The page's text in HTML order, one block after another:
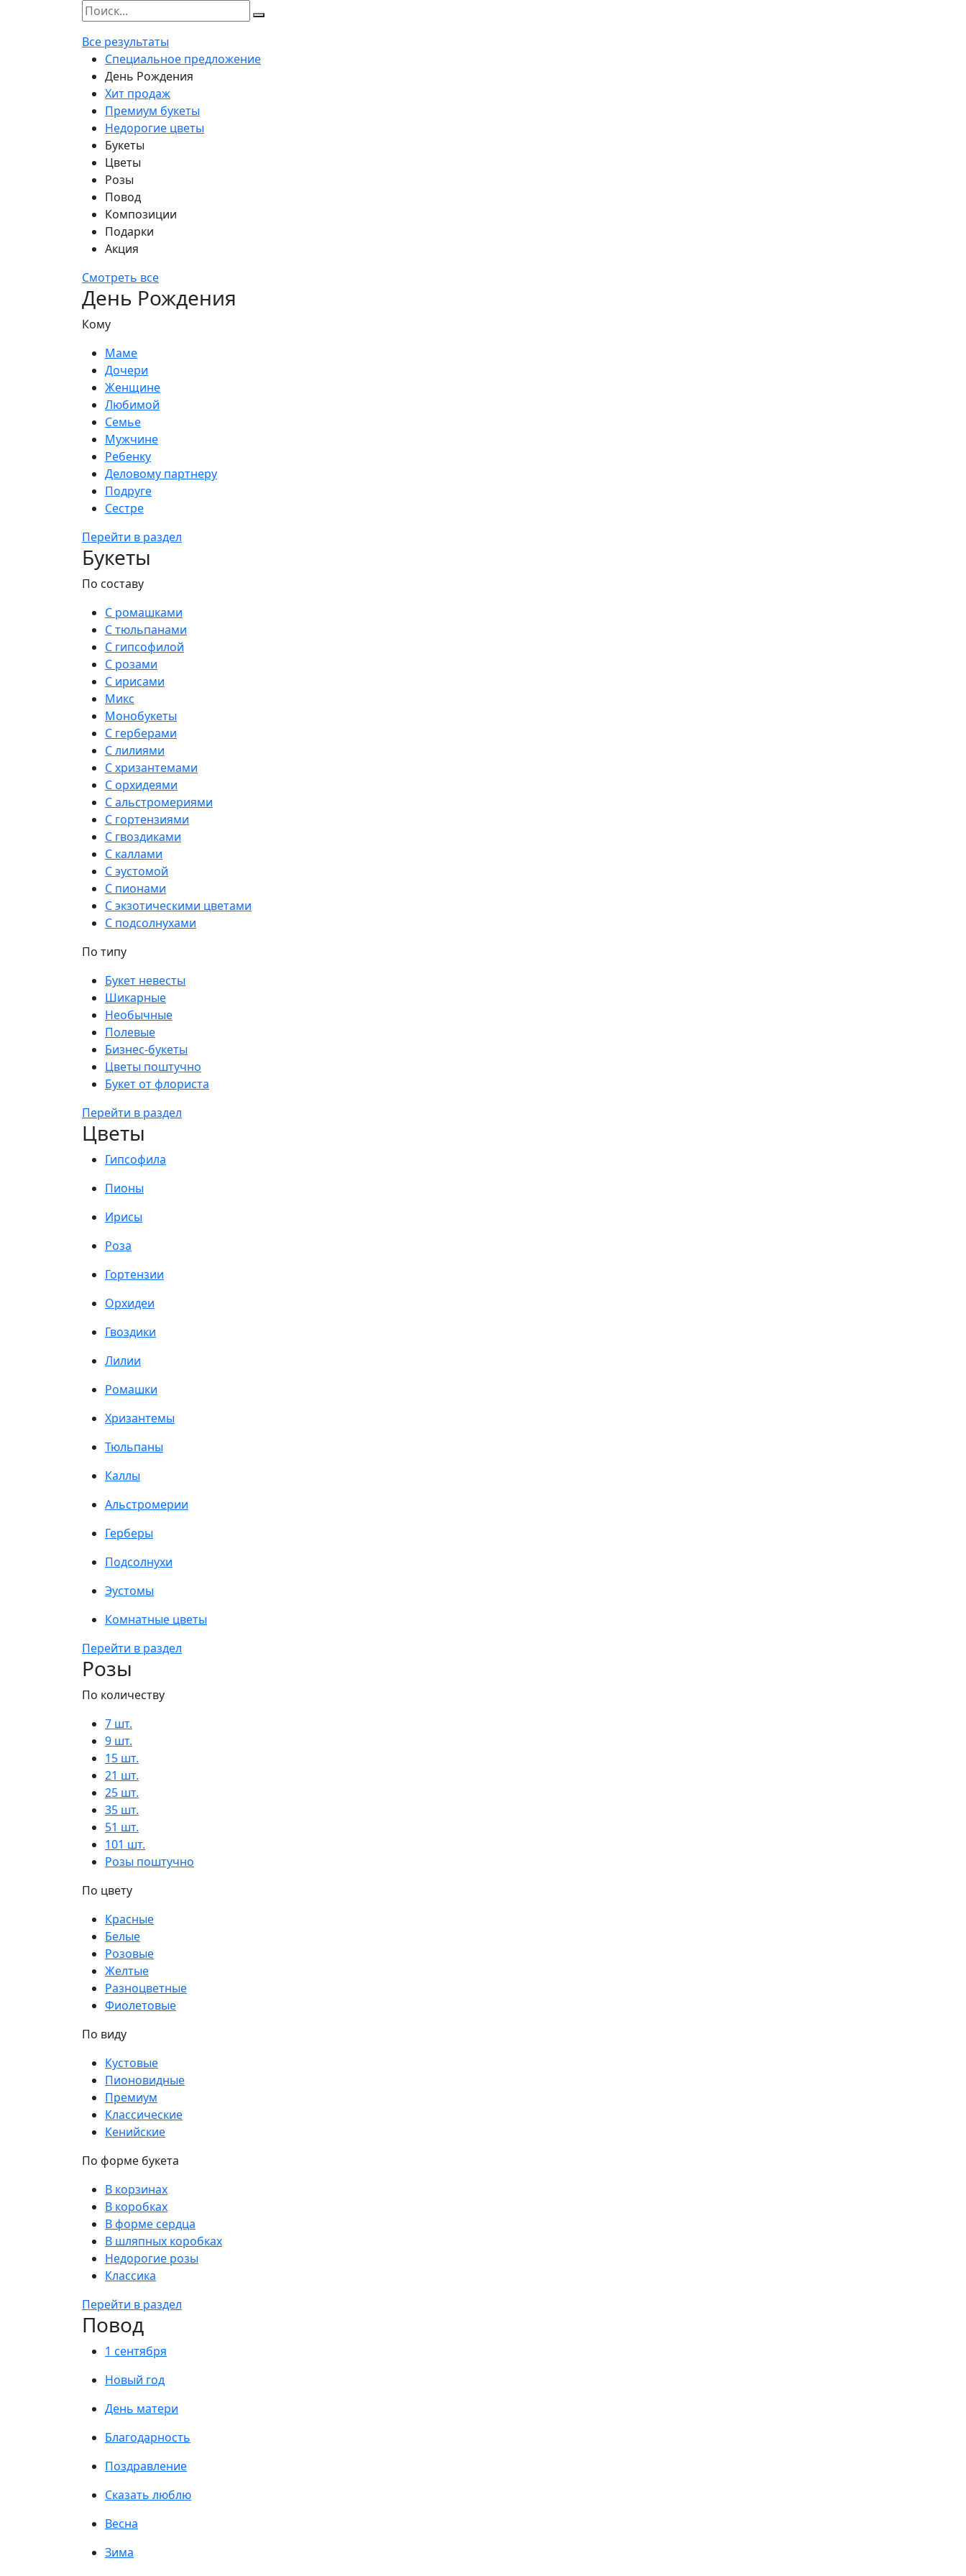
Все результаты
Специальное предложение
День Рождения
Хит продаж
Премиум букеты
Недорогие цветы
Букеты
Цветы
Розы
Повод
Композиции
Подарки
Акция
Смотреть все
День Рождения
Кому
Маме
Дочери
Женщине
Любимой
Семье
Мужчине
Ребенку
Деловому партнеру
Подруге
Сестре
Перейти в раздел
Букеты
По составу
С ромашками
С тюльпанами
С гипсофилой
С розами
С ирисами
Микс
Монобукеты
С герберами
С лилиями
С хризантемами
С орхидеями
С альстромериями
С гортензиями
С гвоздиками
С каллами
С эустомой
С пионами
С экзотическими цветами
С подсолнухами
По типу
Букет невесты
Шикарные
Необычные
Полевые
Бизнес-букеты
Цветы поштучно
Букет от флориста
Перейти в раздел
Цветы
Гипсофила
Пионы
Ирисы
Роза
Гортензии
Орхидеи
Гвоздики
Лилии
Ромашки
Хризантемы
Тюльпаны
Каллы
Альстромерии
Герберы
Подсолнухи
Эустомы
Комнатные цветы
Перейти в раздел
Розы
По количеству
7 шт.
9 шт.
15 шт.
21 шт.
25 шт.
35 шт.
51 шт.
101 шт.
Розы поштучно
По цвету
Красные
Белые
Розовые
Желтые
Разноцветные
Фиолетовые
По виду
Кустовые
Пионовидные
Премиум
Классические
Кенийские
По форме букета
В корзинах
В коробках
В форме сердца
В шляпных коробках
Недорогие розы
Классика
Перейти в раздел
Повод
1 сентября
Новый год
День матери
Благодарность
Поздравление
Сказать люблю
Весна
Зима